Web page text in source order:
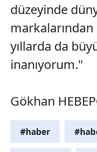
düzeyinde
yıllarda da
inanıyorum."
Gökhan
#haber